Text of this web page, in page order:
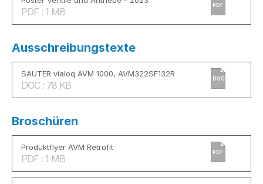
PDF : 1 MB
PDF
Ausschreibungstexte
SAUTER vialoq AVM 1000, AVM322SF132R
DOC : 78 KB
DOC
Broschüren
Produktflyer AVM Retrofit
PDF : 1 MB
PDF